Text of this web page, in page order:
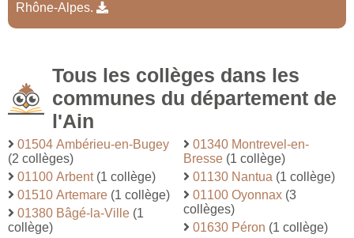
Rhône-Alpes.
Tous les collèges dans les
communes du département de
l'Ain
01504 Ambérieu-en-Bugey
(2 collèges)
01100 Arbent(1 collège)
01510 Artemare (1 collège)
01380 Bâgé-la-Ville (1
collège)
01340 Montrevel-en-
Bresse (1 collège)
01130 Nantua (1 collège)
01100 Oyonnax (3
collèges)
01630 Péron (1 collège)